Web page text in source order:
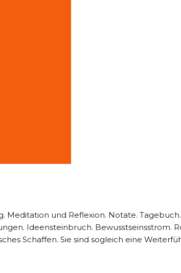
Meditation und Reflexion. Notate.
Ideensteinbruch. Bewusstseinsstrom.
Schaffen. Sie sind sogleich eine